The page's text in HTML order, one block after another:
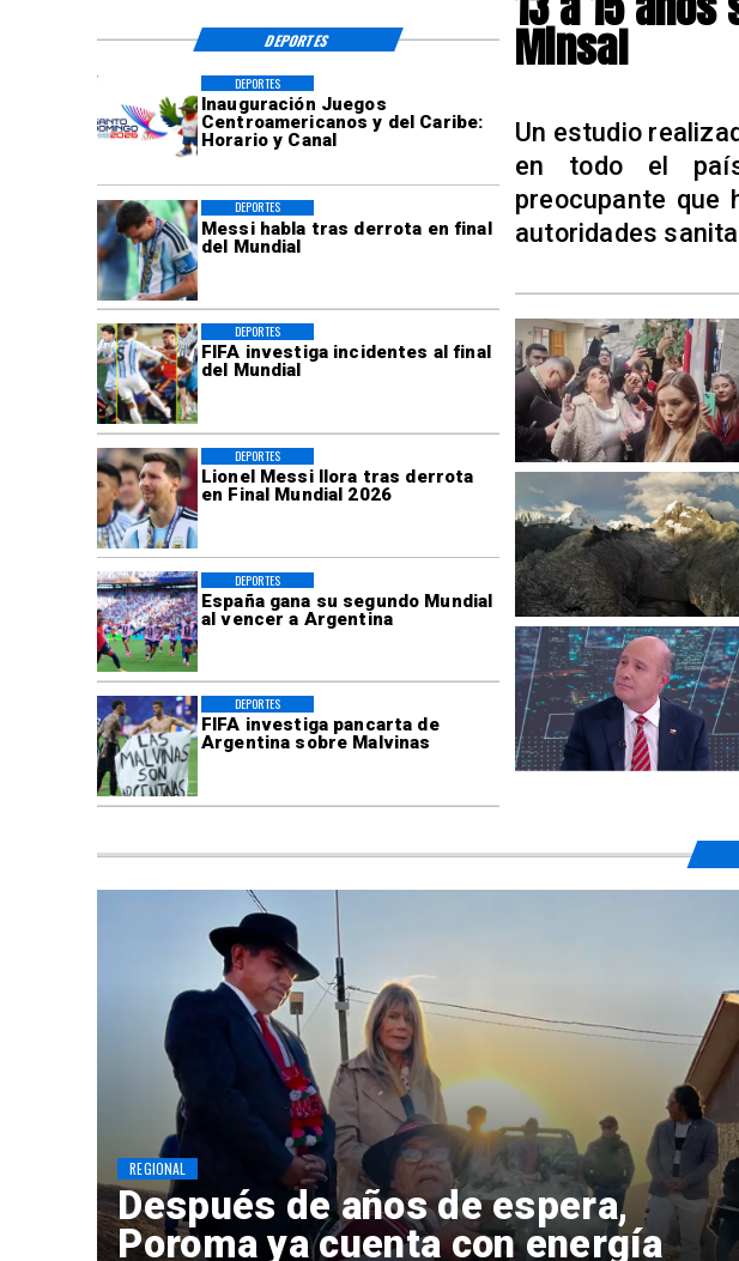
Inauguración Juegos
Centroamericanos y del Caribe:
Horario y Canal
DEPORTES
Messi habla tras derrota en final
del Mundial
DEPORTES
FIFA investiga incidentes al final
del Mundial
DEPORTES
Lionel Messi llora tras derrota
en Final Mundial 2026
DEPORTES
España gana su segundo Mundial
al vencer a Argentina
DEPORTES
FIFA investiga pancarta de
Argentina sobre Malvinas
DEPORTES
Minsal
Un estudio
en todo el
preocupante que
autoridades
DEPORTES
Después de años de espera,
Poroma ya cuenta con energía
REGIONAL